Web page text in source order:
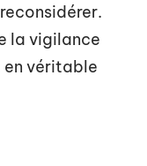
la vigilance
véritable